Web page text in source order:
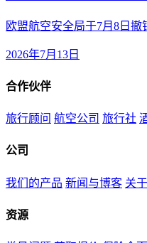
欧盟航空安全局于7月8日
2026年7月13日
合作伙伴
旅行顾问 航空公司 旅行社
公司
我们的产品 新闻与博客 关
资源